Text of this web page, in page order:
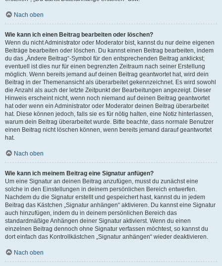
Nach oben
Wie kann ich einen Beitrag bearbeiten oder löschen?
Wenn du nicht Administrator oder Moderator bist, kannst du nur deine eigenen
Beiträge bearbeiten oder löschen. Du kannst einen Beitrag bearbeiten, indem
du das „Ändere Beitrag“-Symbol für den entsprechenden Beitrag anklickst;
eventuell ist dies nur für einen begrenzten Zeitraum nach seiner Erstellung
möglich. Wenn bereits jemand auf deinen Beitrag geantwortet hat, wird dein
Beitrag in der Themenansicht als überarbeitet gekennzeichnet. Es wird sowohl
die Anzahl als auch der letzte Zeitpunkt der Bearbeitungen angezeigt. Dieser
Hinweis erscheint nicht, wenn noch niemand auf deinen Beitrag geantwortet
hat oder wenn ein Administrator oder Moderator deinen Beitrag überarbeitet
hat. Diese können jedoch, falls sie es für nötig halten, eine Notiz hinterlassen,
warum dein Beitrag überarbeitet wurde. Bitte beachte, dass normale Benutzer
einen Beitrag nicht löschen können, wenn bereits jemand darauf geantwortet
hat.
Nach oben
Wie kann ich meinem Beitrag eine Signatur anfügen?
Um eine Signatur an deinen Beitrag anzufügen, musst du zunächst eine
solche in den Einstellungen in deinem persönlichen Bereich entwerfen.
Nachdem du die Signatur erstellt und gespeichert hast, kannst du in jedem
Beitrag das Kästchen „Signatur anhängen“ aktivieren. Du kannst eine Signatur
auch hinzufügen, indem du in deinem persönlichen Bereich das
standardmäßige Anhängen deiner Signatur aktivierst. Wenn du einen
einzelnen Beitrag dennoch ohne Signatur verfassen möchtest, so kannst du
dort einfach das Kontrollkästchen „Signatur anhängen“ wieder deaktivieren.
Nach oben